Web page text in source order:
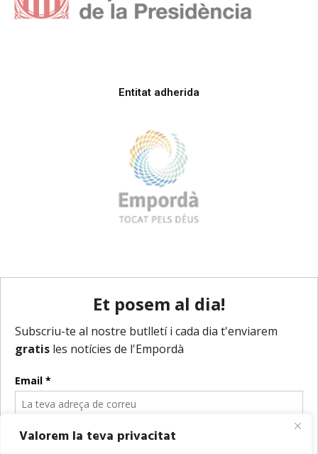
Valorem la teva privacitat
Entitat adherida